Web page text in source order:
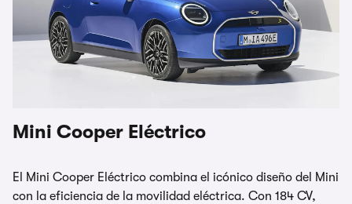
Mini Cooper Eléctrico
El Mini Cooper Eléctrico combina el icónico diseño del Mini
con la eficiencia de la movilidad eléctrica. Con 184 CV,